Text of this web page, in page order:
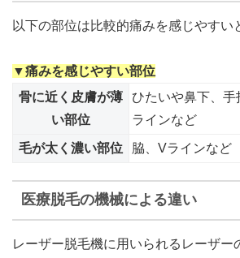
以下の部位は比較的痛みを感じやすい
▼痛みを感じやすい部位
骨に近く皮膚が薄
い部位
ひたいや鼻下、手
ラインなど
毛が太く濃い部位 脇、Vラインなど
医療脱毛の機械による違い
レーザー脱毛機に用いられるレーザー